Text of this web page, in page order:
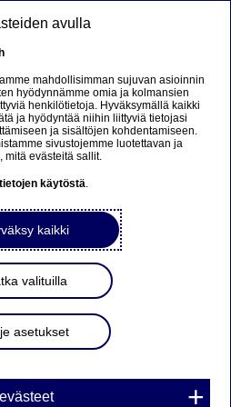
pois
2014
08:15
Nordean hallitukselle, että
(publ) hallituksesta
2014. Tämä johtuu siitä,
jäsenyyksien
säännöksiä, jotka tulevat
avulla
mahdollisimman sujuvan asioinnin
hyödynnämme omia ja kolmansien
henkilötietoja. Hyväksymällä kaikki
ja hyödyntää niihin liittyviä tietojasi
ja sisältöjen kohdentamiseen.
sivustojemme luotettavan ja
mitä evästeitä sallit.
käytöstä.
kaikki
valituilla
asetukset